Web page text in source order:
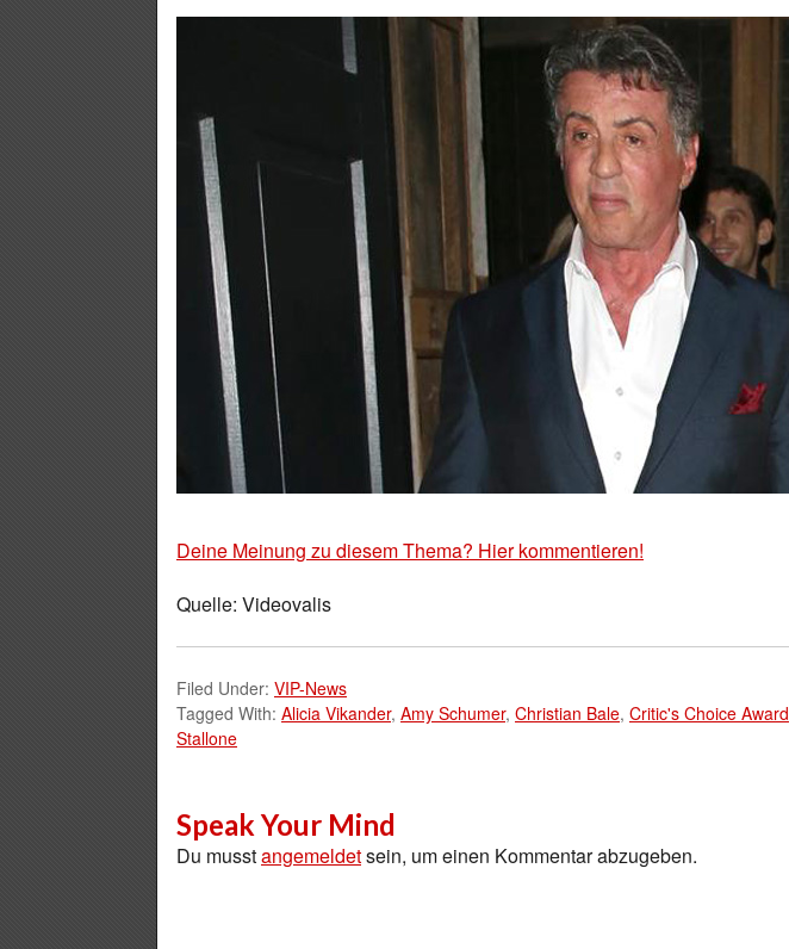
Deine Meinung zu diesem Thema? Hier kommentieren!
Quelle: Videovalis
Filed Under: VIP-News
Tagged With: Alicia Vikander, Amy Schumer, Christian Bale, Critic's Choice Award
Stallone
Speak Your Mind
Du musstangemeldetsein, um einen Kommentar abzugeben.